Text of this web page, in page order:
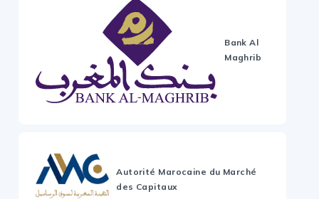
Bank Al
Maghrib
Autorité Marocaine du Marché
des Capitaux